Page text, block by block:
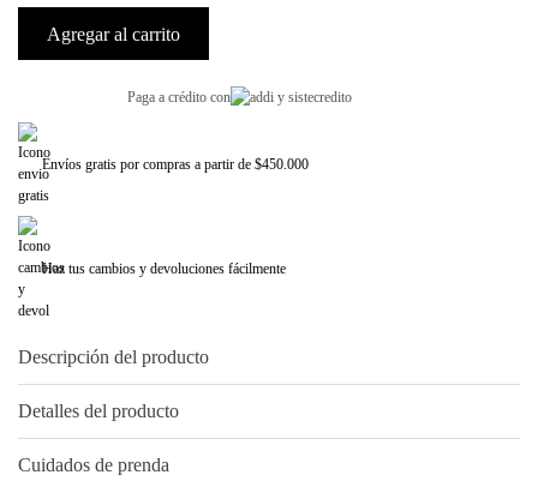
Agregar al carrito
Paga a crédito con
Envíos gratis por compras a partir de $450.000
Haz tus cambios y devoluciones fácilmente
Descripción del producto
Detalles del producto
Cuidados de prenda